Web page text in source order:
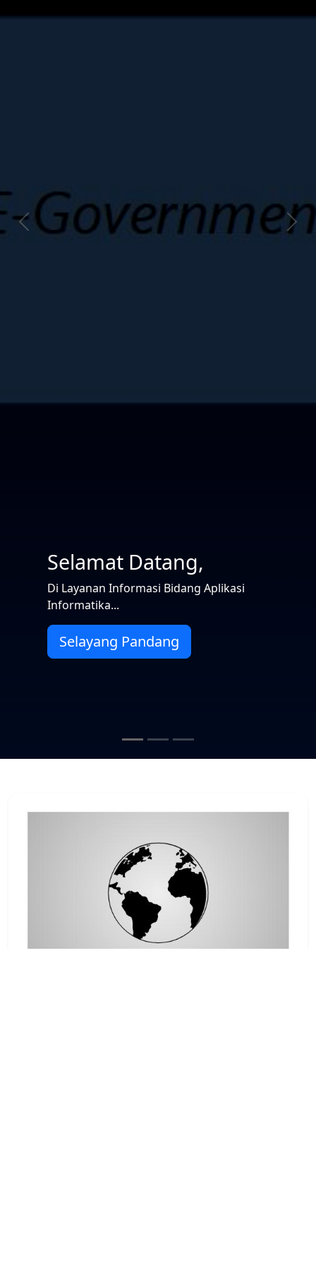
Selamat Datang,
Di Layanan Informasi Bidang Aplikasi
Informatika...
Selayang Pandang
Previous Next